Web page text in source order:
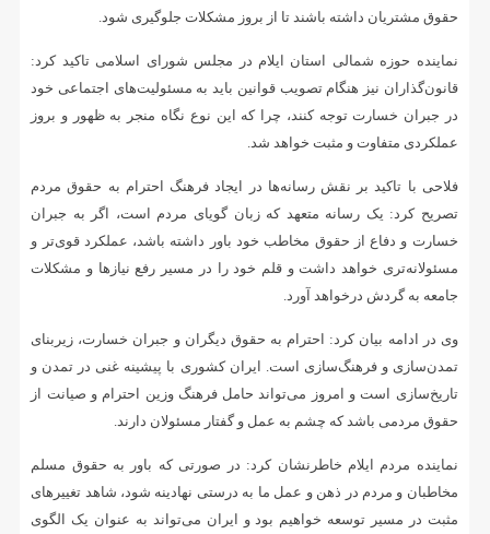
حقوق مشتریان داشته باشند تا از بروز مشکلات جلوگیری شود.
نماینده حوزه شمالی استان ایلام در مجلس شورای اسلامی تاکید کرد:
قانون‌گذاران نیز هنگام تصویب قوانین باید به مسئولیت‌های اجتماعی خود
در جبران خسارت توجه کنند، چرا که این نوع نگاه منجر به ظهور و بروز
عملکردی متفاوت و مثبت خواهد شد.
فلاحی با تاکید بر نقش رسانه‌ها در ایجاد فرهنگ احترام به حقوق مردم
تصریح کرد: یک رسانه متعهد که زبان گویای مردم است، اگر به جبران
خسارت و دفاع از حقوق مخاطب خود باور داشته باشد، عملکرد قوی‌تر و
مسئولانه‌تری خواهد داشت و قلم خود را در مسیر رفع نیازها و مشکلات
جامعه به گردش درخواهد آورد.
وی در ادامه بیان کرد: احترام به حقوق دیگران و جبران خسارت، زیربنای
تمدن‌سازی و فرهنگ‌سازی است. ایران کشوری با پیشینه غنی در تمدن و
تاریخ‌سازی است و امروز می‌تواند حامل فرهنگ وزین احترام و صیانت از
حقوق مردمی باشد که چشم به عمل و گفتار مسئولان دارند.
نماینده مردم ایلام خاطرنشان کرد: در صورتی که باور به حقوق مسلم
مخاطبان و مردم در ذهن و عمل ما به درستی نهادینه شود، شاهد تغییرهای
مثبت در مسیر توسعه خواهیم بود و ایران می‌تواند به عنوان یک الگوی